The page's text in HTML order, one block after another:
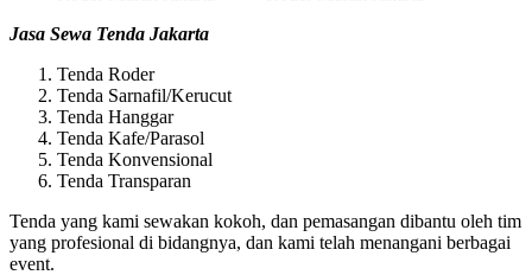
Jasa Sewa Tenda Jakarta
Tenda Roder
Tenda Sarnafil/Kerucut
Tenda Hanggar
Tenda Kafe/Parasol
Tenda Konvensional
Tenda Transparan
Tenda yang kami sewakan kokoh, dan pemasangan dibantu oleh tim
yang profesional di bidangnya, dan kami telah menangani berbagai
event.